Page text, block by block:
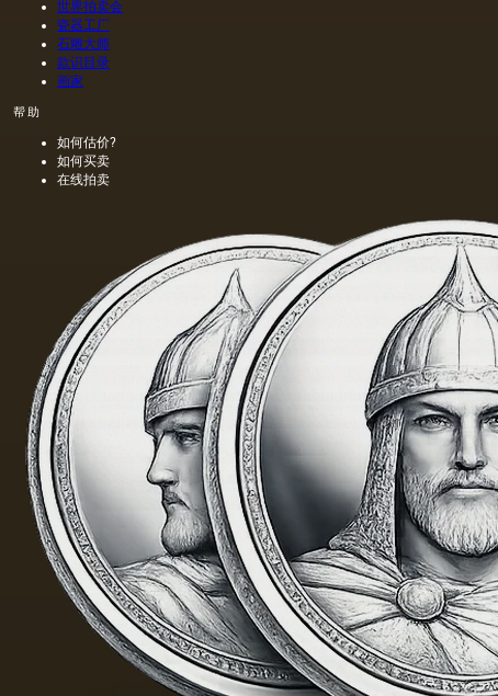
世界拍卖会
瓷器工厂
石雕大师
款识目录
画家
帮助
如何估价?
如何买卖
在线拍卖